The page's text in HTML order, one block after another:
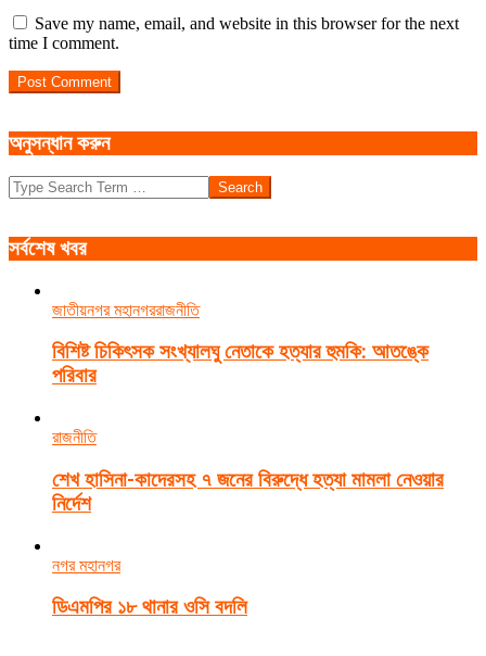
Save my name, email, and website in this browser for the next
time I comment.
অনুসন্ধান করুন
Search
সর্বশেষ খবর
জাতীয়নগর মহানগররাজনীতি
বিশিষ্ট চিকিৎসক সংখ্যালঘু নেতাকে হত্যার হুমকি: আতঙ্কে
পরিবার
রাজনীতি
শেখ হাসিনা-কাদেরসহ ৭ জনের বিরুদ্ধে হত্যা মামলা নেওয়ার
নির্দেশ
নগর মহানগর
ডিএমপির ১৮ থানার ওসি বদলি